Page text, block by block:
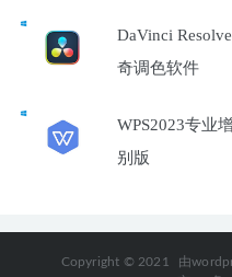
DaVinci
奇调色软件
WPS2023专业
别版
Copyright © 2021 由